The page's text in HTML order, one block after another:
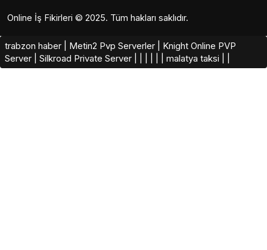
Online İş Fikirleri © 2025. Tüm hakları saklıdır.
trabzon haber Metin2 Pvp Serverler
Knight Online PVP
Server
Silkroad Private Server​ malatya taksi